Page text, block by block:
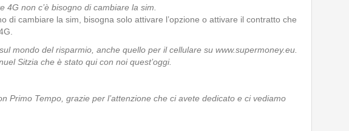
4G non c’è bisogno di cambiare la sim.
di cambiare la sim, bisogna solo attivare l’opzione o attivare il contratto che
mondo del risparmio, anche quello per il cellulare su www.supermoney.eu
Sitzia che è stato qui con noi quest’oggi.
Primo Tempo, grazie per l’attenzione che ci avete dedicato e ci vediamo